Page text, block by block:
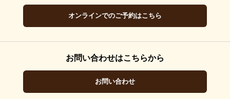
オンラインでのご予約はこちら
お問い合わせはこちらから
お問い合わせ